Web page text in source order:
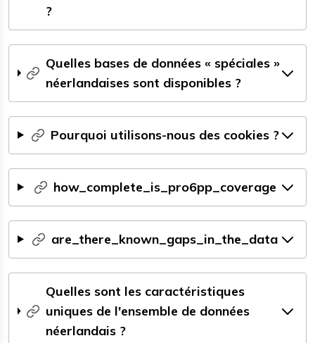
?
Quelles bases de données « spéciales »
néerlandaises sont disponibles ?
Pourquoi utilisons-nous des cookies ?
how_complete_is_pro6pp_coverage
are_there_known_gaps_in_the_data
Quelles sont les caractéristiques
uniques de l'ensemble de données
néerlandais ?